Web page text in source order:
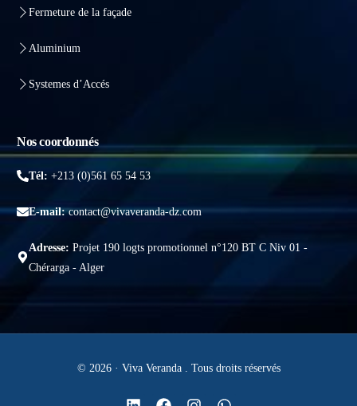
Fermeture de la façade
Aluminium
Systemes d’Accés
Nos coordonnés
Tél:+213 (0)561 65 54 53
E-mail:contact@vivaveranda-dz.com
Adresse:Projet 190 logts promotionnel n°120 BT C Niv 01 -
Chérarga - Alger
© 2026 · Viva Veranda . Tous droits réservés